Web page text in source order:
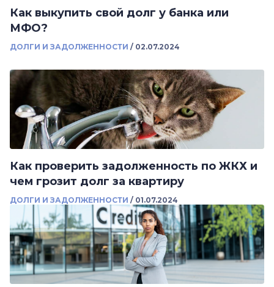
Как выкупить свой долг у банка или
МФО?
ДОЛГИ И ЗАДОЛЖЕННОСТИ / 02.07.2024
Как проверить задолженность по ЖКХ и
чем грозит долг за квартиру
ДОЛГИ И ЗАДОЛЖЕННОСТИ / 01.07.2024